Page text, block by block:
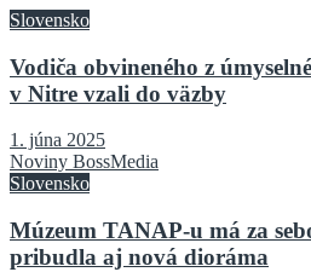
Slovensko
Vodiča obvineného z
v Nitre vzali do väzby
1. júna 2025
Noviny BossMedia
Slovensko
Múzeum TANAP-u má za
pribudla aj nová dioráma